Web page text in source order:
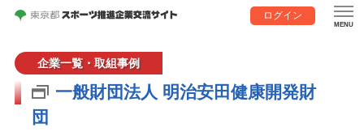
ログイン
企業一覧・取組事例
一般財団法人 明治安田健康開発財
団